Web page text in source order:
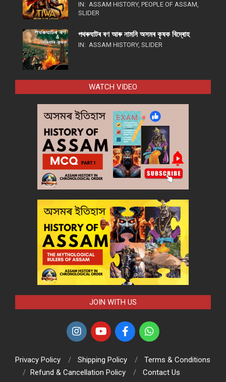
IN: ASSAM HISTORY, PEOPLE OF ASSAM,
SLIDER
পথ​ৰুঘাট​ৰ ৰণ আৰু নামনি অসম​ৰ কৃষক বিদ্ৰোহ​
IN: ASSAM HISTORY, SLIDER
WATCH VIDEO
JOIN WITH US
Privacy Policy Shipping Policy
Terms & Conditions
Refund & Cancellation Policy
Contact Us